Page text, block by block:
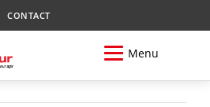
CONTACT
Menu